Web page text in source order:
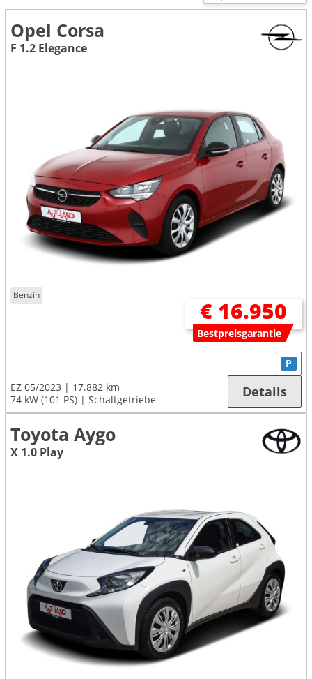
Opel Corsa
F 1.2 Elegance
Benzin
€ 16.950
Bestpreisgarantie
EZ 05/2023
17.882 km
74 kW (101 PS)
Schaltgetriebe
P
Details
Toyota Aygo
X 1.0 Play